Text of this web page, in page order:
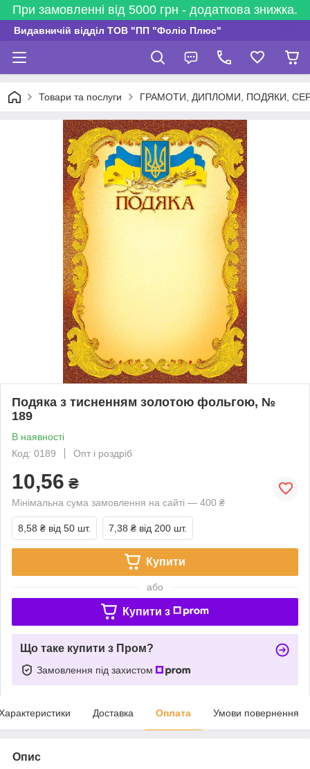
При замовленні від 5000 грн - додаткова знижка.
Видавничій відділ ТОВ "ПП "Фоліо Плюс"
Товари та послуги ГРАМОТИ, ДИПЛОМИ, ПОДЯКИ,
Подяка з тисненням золотою фольгою, №
189
В наявності
Код: 0189
Опт і роздріб
10,56 ₴
Мінімальна сума замовлення на сайті — 400 ₴
8,58 ₴ від 50 шт. 7,38 ₴ від 200 шт.
Купити
або
Купити з
Що таке купити з Пром?
Замовлення під захистом
Доставка Оплата Умови повернення
Опис